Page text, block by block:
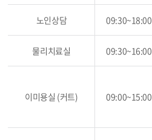
노인상담 09:30~18:00
물리치료실 09:30~16:00
이미용실 (커트) 09:00~15:00